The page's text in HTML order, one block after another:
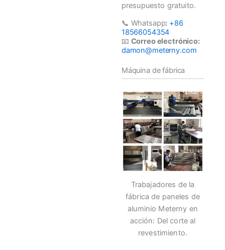
presupuesto gratuito.
📞 Whatsapp: +86
18566054354
📧 Correo electrónico:
damon@meterny.com
Máquina de fábrica
Trabajadores de la
fábrica de paneles de
aluminio Meterny en
acción: Del corte al
revestimiento.